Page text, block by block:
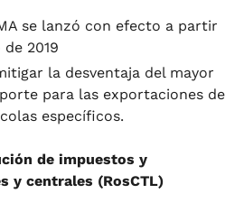
se lanzó con efecto a partir
2019
la desventaja del mayor
para las exportaciones de
específicos.
de impuestos y
y centrales (RosCTL)